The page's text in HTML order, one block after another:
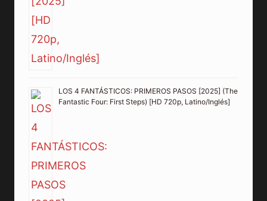
LOS 4 FANTÁSTICOS: PRIMEROS PASOS [2025] (The
Fantastic Four: First Steps) [HD 720p, Latino/Inglés]